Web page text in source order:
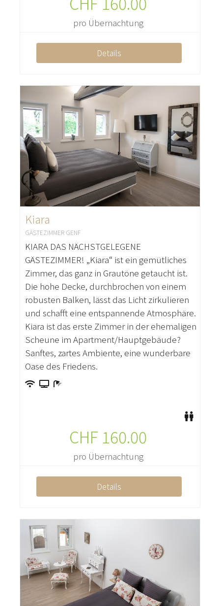
pro Übernachtung
Details
Kiara
GÄSTEZIMMER GENF
KIARA DAS NÄCHSTGELEGENE
GÄSTEZIMMER! „Kiara“ ist ein gemütliches
Zimmer, das ganz in Grautöne getaucht ist.
Die hohe Decke, durchbrochen von einem
robusten Balken, lässt das Licht zirkulieren
und schafft eine entspannende Atmosphäre.
Kiara ist das erste Zimmer in der ehemaligen
Scheune im Apartment/Hauptgebäude?
Sanftes, zartes Ambiente, eine wunderbare
Oase des Friedens.
CHF 160.00
pro Übernachtung
Details